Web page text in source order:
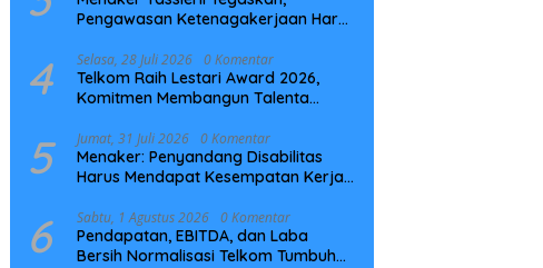
Pengawasan Ketenagakerjaan Harus
4 Selasa, 28 Juli 2026 0 Komentar
Telkom Raih Lestari Award 2026,
Komitmen Membangun Talenta
5 Jumat, 31 Juli 2026 0 Komentar
Menaker: Penyandang Disabilitas
Harus Mendapat Kesempatan Kerja
6 Sabtu, 1 Agustus 2026 0 Komentar
Pendapatan, EBITDA, dan Laba
Bersih Normalisasi Telkom Tumbuh